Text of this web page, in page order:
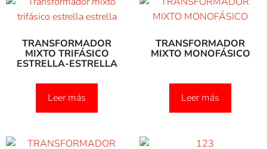
TRANSFORMADOR
MIXTO TRIFÁSICO
ESTRELLA-ESTRELLA
Leer más
TRANSFORMADOR
MIXTO MONOFÁSICO
Leer más